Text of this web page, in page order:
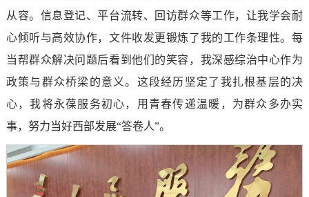
从容。信息登记、平台流转、回访群众等工作，让我学会耐
心倾听与高效协作，文件收发更锻炼了我的工作条理性。每
当帮群众解决问题后看到他们的笑容，我深感综治中心作为
政策与群众桥梁的意义。这段经历坚定了我扎根基层的决
心，我将永葆服务初心，用青春传递温暖，为群众多办实
事，努力当好西部发展“答卷人”。